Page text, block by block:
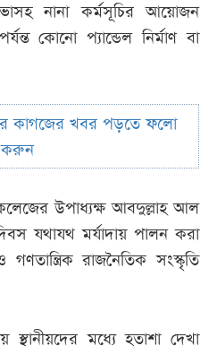
নানা কর্মসূচির আয়োজন
কোনো প্যান্ডেল নির্মাণ বা
কাগজের খবর পড়তে ফলো
করুন
উপাধ্যক্ষ আবদুল্লাহ আল
যথাযথ মর্যাদায় পালন করা
রাজনৈতিক সংস্কৃতি
মধ্যে হতাশা দেখা